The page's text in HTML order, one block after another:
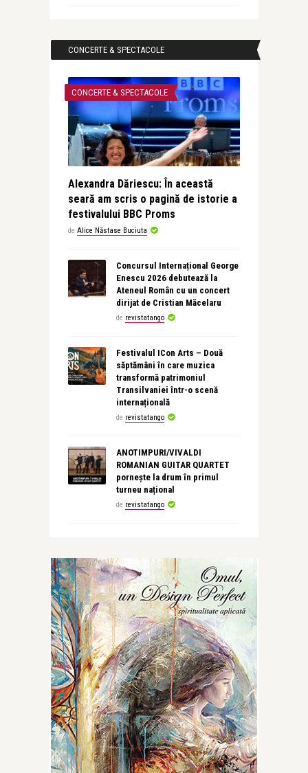
CONCERTE & SPECTACOLE
CONCERTE & SPECTACOLE
Alexandra Dăriescu: În această
seară am scris o pagină de istorie a
festivalului BBC Proms
de Alice Năstase Buciuta
Concursul Internațional George
Enescu 2026 debutează la
Ateneul Român cu un concert
dirijat de Cristian Măcelaru
de revistatango
Festivalul ICon Arts – Două
săptămâni în care muzica
transformă patrimoniul
Transilvaniei într-o scenă
internațională
de revistatango
ANOTIMPURI/VIVALDI
ROMANIAN GUITAR QUARTET
pornește la drum în primul
turneu național
de revistatango